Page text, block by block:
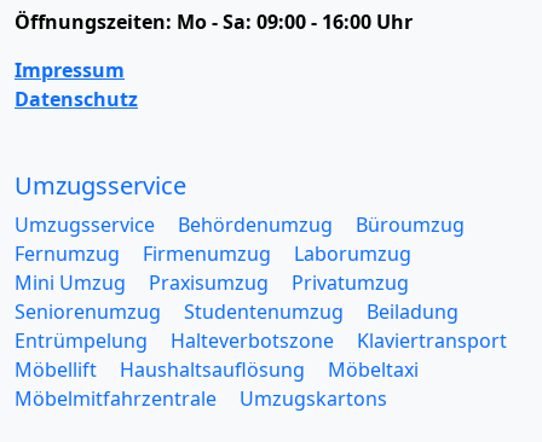
Öffnungszeiten: Mo - Sa: 09:00 - 16:00 Uhr
Impressum
Datenschutz
Umzugsservice
Umzugsservice Behördenumzug
Büroumzug
Fernumzug
Firmenumzug
Laborumzug
Mini Umzug
Praxisumzug
Privatumzug
Seniorenumzug
Studentenumzug
Beiladung
Entrümpelung
Halteverbotszone
Klaviertransport
Möbellift
Haushaltsauflösung
Möbeltaxi
Möbelmitfahrzentrale
Umzugskartons